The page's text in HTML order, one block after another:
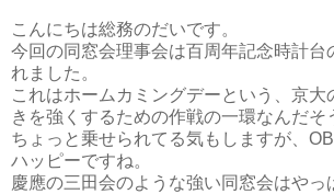
こんにちは総務のだいです。
今回の同窓会理事会は百周年記念時計台
れました。
これはホームカミングデーという、京大
きを強くするための作戦の一環なんだそ
ちょっと乗せられてる気もしますが、
ハッピーですね。
慶應の三田会のような強い同窓会はやっ